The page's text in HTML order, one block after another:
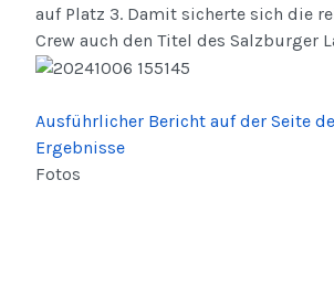
auf Platz 3. Damit sicherte sich die
Crew auch den Titel des Salzburger
Ausführlicher Bericht auf der Seite
Ergebnisse
Fotos